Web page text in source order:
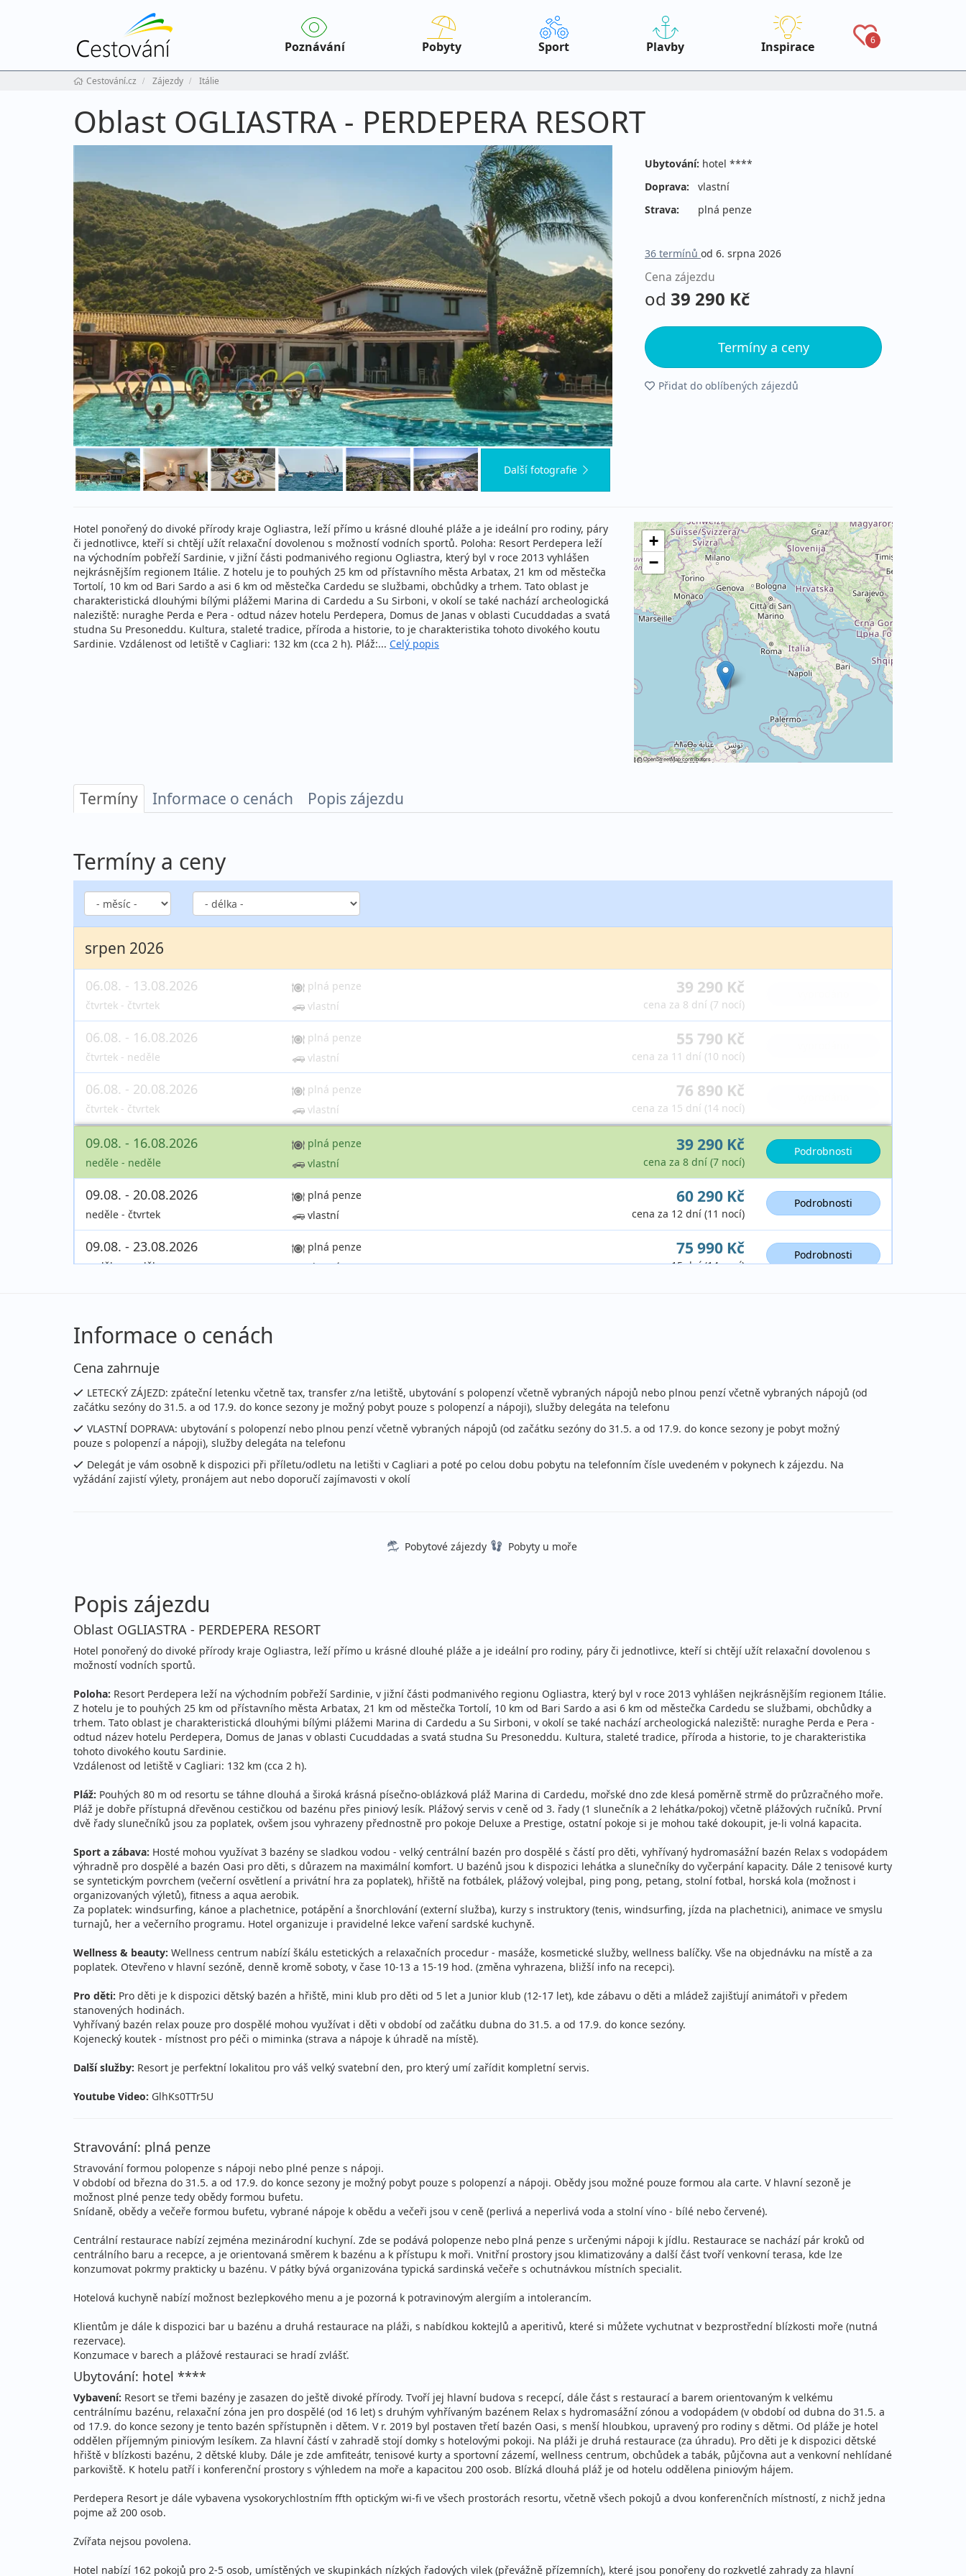
Poznávání Pobyty Sport Plavby Inspirace 6
Cestování.cz Zájezdy Itálie
Oblast OGLIASTRA - PERDEPERA RESORT
Další fotografie
Ubytování: hotel ****
Doprava:
vlastní
Strava:
plná penze
36 termínů od 6. srpna 2026
Cena zájezdu
od 39 290 Kč
Termíny a ceny
Přidat do oblíbených zájezdů
Hotel ponořený do divoké přírody kraje Ogliastra, leží přímo u krásné dlouhé pláže a je ideální pro rodiny, páry
či jednotlivce, kteří si chtějí užít relaxační dovolenou s možností vodních sportů. Poloha: Resort Perdepera leží
na východním pobřeží Sardinie, v jižní části podmanivého regionu Ogliastra, který byl v roce 2013 vyhlášen
nejkrásnějším regionem Itálie. Z hotelu je to pouhých 25 km od přístavního města Arbatax, 21 km od městečka
Tortolí, 10 km od Bari Sardo a asi 6 km od městečka Cardedu se službami, obchůdky a trhem. Tato oblast je
charakteristická dlouhými bílými plážemi Marina di Cardedu a Su Sirboni, v okolí se také nachází archeologická
naleziště: nuraghe Perda e Pera - odtud název hotelu Perdepera, Domus de Janas v oblasti Cucuddadas a svatá
studna Su Presoneddu. Kultura, staleté tradice, příroda a historie, to je charakteristika tohoto divokého koutu
Sardinie. Vzdálenost od letiště v Cagliari: 132 km (cca 2 h). Pláž:... Celý popis
+
−
©OpenStreetMapcontributors
Termíny Informace o cenách Popis zájezdu
Termíny a ceny
srpen 2026
06.08. - 13.08.2026
čtvrtek - čtvrtek
plná penze
vlastní
39 290 Kč
cena za 8 dní (7 nocí)
06.08. - 16.08.2026
čtvrtek - neděle
plná penze
vlastní
55 790 Kč
cena za 11 dní (10 nocí)
06.08. - 20.08.2026
čtvrtek - čtvrtek
plná penze
vlastní
76 890 Kč
cena za 15 dní (14 nocí)
09.08. - 16.08.2026
neděle - neděle
plná penze
vlastní
39 290 Kč
cena za 8 dní (7 nocí)
Podrobnosti
09.08. - 20.08.2026
neděle - čtvrtek
plná penze
vlastní
60 290 Kč
cena za 12 dní (11 nocí)
Podrobnosti
09.08. - 23.08.2026
neděle - neděle
plná penze
vlastní
75 990 Kč
cena za 15 dní (14 nocí)
Podrobnosti
čtvrtek - čtvrtek
13.08. - 23.08.2026
čtvrtek - neděle
plná penze
vlastní
53 990 Kč
13.08. - 27.08.2026
čtvrtek - čtvrtek
vlastní
72 590 Kč
cena za 15 dní (14 nocí)
Podrobnosti
16.08. - 27.08.2026
neděle - čtvrtek
vlastní
16.08. - 30.08.2026
plná penze
69 990 Kč
20.08. - 27.08.2026
čtvrtek - čtvrtek
plná penze
vlastní
34 990 Kč
cena za 8 dní (7 nocí)
Podrobnosti
20.08. - 30.08.2026
20.08. - 03.09.2026
plná penze
66 790 Kč
cena za 15 dní (14 nocí)
Podrobnosti
23.08. - 27.08.2026
neděle - čtvrtek
plná penze
vlastní
19 290 Kč
cena za 5 dní (4 noci)
Podrobnosti
23.08. - 30.08.2026
plná penze
33 190 Kč
23.08. - 03.09.2026
neděle - čtvrtek
plná penze
vlastní
cena za 12 dní (11 nocí)
23.08. - 06.09.2026
neděle - neděle
plná penze
vlastní
64 390 Kč
27.08. - 03.09.2026
čtvrtek - čtvrtek
plná penze
čtvrtek - neděle
27.08. - 10.09.2026
čtvrtek - čtvrtek
plná penze
60 790 Kč Podrobnosti
neděle - čtvrtek
vlastní
18 490 Kč
cena za 5 dní (4 noci)
Podrobnosti
30.08. - 06.09.2026
neděle - neděle
vlastní
30.08. - 10.09.2026
neděle - čtvrtek
plná penze
vlastní
46 890 Kč
30.08. - 13.09.2026
neděle - neděle
vlastní
cena za 15 dní (14 nocí)
Podrobnosti
září 2026
03.09. - 10.09.2026
čtvrtek - čtvrtek
plná penze
vlastní
28 990 Kč
cena za 8 dní (7 nocí)
čtvrtek - neděle
Informace o cenách
Cena zahrnuje
LETECKÝ ZÁJEZD: zpáteční letenku včetně tax, transfer z/na letiště, ubytování s polopenzí včetně vybraných nápojů nebo plnou penzí včetně vybraných nápojů (od
začátku sezóny do 31.5. a od 17.9. do konce sezony je možný pobyt pouze s polopenzí a nápoji), služby delegáta na telefonu
VLASTNÍ DOPRAVA: ubytování s polopenzí nebo plnou penzí včetně vybraných nápojů (od začátku sezóny do 31.5. a od 17.9. do konce sezony je pobyt možný
pouze s polopenzí a nápoji), služby delegáta na telefonu
Delegát je vám osobně k dispozici při příletu/odletu na letišti v Cagliari a poté po celou dobu pobytu na telefonním čísle uvedeném v pokynech k zájezdu. Na
vyžádání zajistí výlety, pronájem aut nebo doporučí zajímavosti v okolí
Pobytové zájezdy Pobyty u moře
Popis zájezdu
Oblast OGLIASTRA - PERDEPERA RESORT
Hotel ponořený do divoké přírody kraje Ogliastra, leží přímo u krásné dlouhé pláže a je ideální pro rodiny, páry či jednotlivce, kteří si chtějí užít relaxační dovolenou s
možností vodních sportů.
Poloha: Resort Perdepera leží na východním pobřeží Sardinie, v jižní části podmanivého regionu Ogliastra, který byl v roce 2013 vyhlášen nejkrásnějším regionem Itálie.
Z hotelu je to pouhých 25 km od přístavního města Arbatax, 21 km od městečka Tortolí, 10 km od Bari Sardo a asi 6 km od městečka Cardedu se službami, obchůdky a
trhem. Tato oblast je charakteristická dlouhými bílými plážemi Marina di Cardedu a Su Sirboni, v okolí se také nachází archeologická naleziště: nuraghe Perda e Pera -
odtud název hotelu Perdepera, Domus de Janas v oblasti Cucuddadas a svatá studna Su Presoneddu. Kultura, staleté tradice, příroda a historie, to je charakteristika
tohoto divokého koutu Sardinie.
Vzdálenost od letiště v Cagliari: 132 km (cca 2 h).
Pláž: Pouhých 80 m od resortu se táhne dlouhá a široká krásná písečno-oblázková pláž Marina di Cardedu, mořské dno zde klesá poměrně strmě do průzračného moře.
Pláž je dobře přístupná dřevěnou cestičkou od bazénu přes piniový lesík. Plážový servis v ceně od 3. řady (1 slunečník a 2 lehátka/pokoj) včetně plážových ručníků. První
dvě řady slunečníků jsou za poplatek, ovšem jsou vyhrazeny přednostně pro pokoje Deluxe a Prestige, ostatní pokoje si je mohou také dokoupit, je-li volná kapacita.
Sport a zábava: Hosté mohou využívat 3 bazény se sladkou vodou - velký centrální bazén pro dospělé s částí pro děti, vyhřívaný hydromasážní bazén Relax s vodopádem
výhradně pro dospělé a bazén Oasi pro děti, s důrazem na maximální komfort. U bazénů jsou k dispozici lehátka a slunečníky do vyčerpání kapacity. Dále 2 tenisové kurty
se syntetickým povrchem (večerní osvětlení a privátní hra za poplatek), hřiště na fotbálek, plážový volejbal, ping pong, petang, stolní fotbal, horská kola (možnost i
organizovaných výletů), fitness a aqua aerobik.
Za poplatek: windsurfing, kánoe a plachetnice, potápění a šnorchlování (externí služba), kurzy s instruktory (tenis, windsurfing, jízda na plachetnici), animace ve smyslu
turnajů, her a večerního programu. Hotel organizuje i pravidelné lekce vaření sardské kuchyně.
Wellness & beauty: Wellness centrum nabízí škálu estetických a relaxačních procedur - masáže, kosmetické služby, wellness balíčky. Vše na objednávku na místě a za
poplatek. Otevřeno v hlavní sezóně, denně kromě soboty, v čase 10-13 a 15-19 hod. (změna vyhrazena, bližší info na recepci).
Pro děti: Pro děti je k dispozici dětský bazén a hřiště, mini klub pro děti od 5 let a Junior klub (12-17 let), kde zábavu o děti a mládež zajišťují animátoři v předem
stanovených hodinách.
Vyhřívaný bazén relax pouze pro dospělé mohou využívat i děti v období od začátku dubna do 31.5. a od 17.9. do konce sezóny.
Kojenecký koutek - místnost pro péči o miminka (strava a nápoje k úhradě na místě).
Další služby: Resort je perfektní lokalitou pro váš velký svatební den, pro který umí zařídit kompletní servis.
Youtube Video: GlhKs0TTr5U
Stravování: plná penze
Stravování formou polopenze s nápoji nebo plné penze s nápoji.
V období od března do 31.5. a od 17.9. do konce sezony je možný pobyt pouze s polopenzí a nápoji. Obědy jsou možné pouze formou ala carte. V hlavní sezoně je
možnost plné penze tedy obědy formou bufetu.
Snídaně, obědy a večeře formou bufetu, vybrané nápoje k obědu a večeři jsou v ceně (perlivá a neperlivá voda a stolní víno - bílé nebo červené).
Centrální restaurace nabízí zejména mezinárodní kuchyní. Zde se podává polopenze nebo plná penze s určenými nápoji k jídlu. Restaurace se nachází pár kroků od
centrálního baru a recepce, a je orientovaná směrem k bazénu a k přístupu k moři. Vnitřní prostory jsou klimatizovány a další část tvoří venkovní terasa, kde lze
konzumovat pokrmy prakticky u bazénu. V pátky bývá organizována typická sardinská večeře s ochutnávkou místních specialit.
Hotelová kuchyně nabízí možnost bezlepkového menu a je pozorná k potravinovým alergiím a intolerancím.
Klientům je dále k dispozici bar u bazénu a druhá restaurace na pláži, s nabídkou koktejlů a aperitivů, které si můžete vychutnat v bezprostřední blízkosti moře (nutná
rezervace).
Konzumace v barech a plážové restauraci se hradí zvlášť.
Ubytování: hotel ****
Vybavení: Resort se třemi bazény je zasazen do ještě divoké přírody. Tvoří jej hlavní budova s recepcí, dále část s restaurací a barem orientovaným k velkému
centrálnímu bazénu, relaxační zóna jen pro dospělé (od 16 let) s druhým vyhřívaným bazénem Relax s hydromasážní zónou a vodopádem (v období od dubna do 31.5. a
od 17.9. do konce sezony je tento bazén spřístupněn i dětem. V r. 2019 byl postaven třetí bazén Oasi, s menší hloubkou, upravený pro rodiny s dětmi. Od pláže je hotel
oddělen příjemným piniovým lesíkem. Za hlavní částí v zahradě stojí domky s hotelovými pokoji. Na pláži je druhá restaurace (za úhradu). Pro děti je k dispozici dětské
hřiště v blízkosti bazénu, 2 dětské kluby. Dále je zde amfiteátr, tenisové kurty a sportovní zázemí, wellness centrum, obchůdek a tabák, půjčovna aut a venkovní nehlídané
parkoviště. K hotelu patří i konferenční prostory s výhledem na moře a kapacitou 200 osob. Blízká dlouhá pláž je od hotelu oddělena piniovým hájem.
Perdepera Resort je dále vybavena vysokorychlostním ffth optickým wi-fi ve všech prostorách resortu, včetně všech pokojů a dvou konferenčních místností, z nichž jedna
pojme až 200 osob.
Zvířata nejsou povolena.
Hotel nabízí 162 pokojů pro 2-5 osob, umístěných ve skupinkách nízkých řadových vilek (převážně přízemních), které jsou ponořeny do rozkvetlé zahrady za hlavní